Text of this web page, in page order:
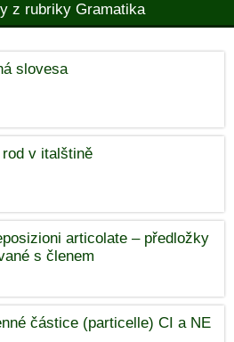
z rubriky Gramatika
slovesa
rod v italštině
articolate – předložky
s členem
částice (particelle) CI a NE